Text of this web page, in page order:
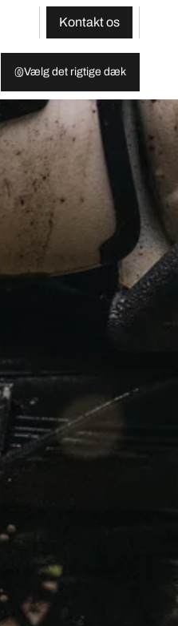
Kontakt os
Vælg det rigtige dæk